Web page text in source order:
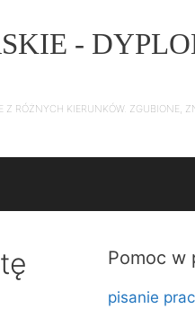
-
Z RÓŻNYCH KIERUNKÓW. ZGUBIONE,
Pomoc w
pisanie prac